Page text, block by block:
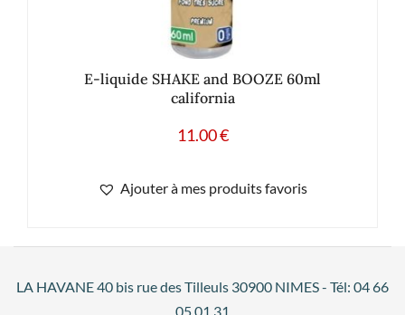
E-liquide SHAKE and BOOZE 60ml
california
11.00€
Ajouter à mes produits favoris
LA HAVANE 40 bis rue des Tilleuls 30900 NIMES - Tél: 04 66
05 01 31